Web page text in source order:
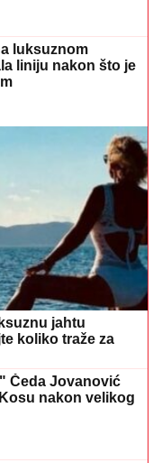
luksuznom
liniju nakon što je
jahtu
koliko traže za
Čeda Jovanović
nakon velikog